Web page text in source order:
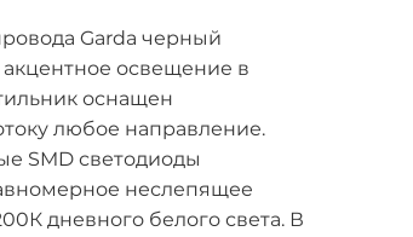
Garda черный
освещение в
оснащен
любое направление.
SMD светодиоды
неслепящее
дневного белого света. В